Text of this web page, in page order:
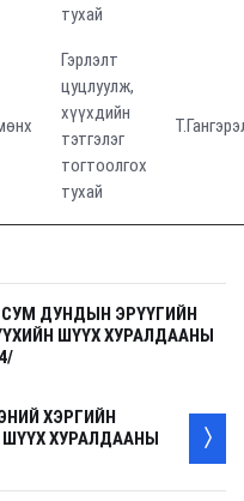
тухай
Гэрлэлт
цуцлуулж,
хүүхдийн
тэтгэлэг
тогтоолгох
тухай
ДУНДЫН ЭРҮҮГИЙН
ШҮҮХ ХУРАЛДААНЫ
ХЭРГИЙН
ХУРАЛДААНЫ